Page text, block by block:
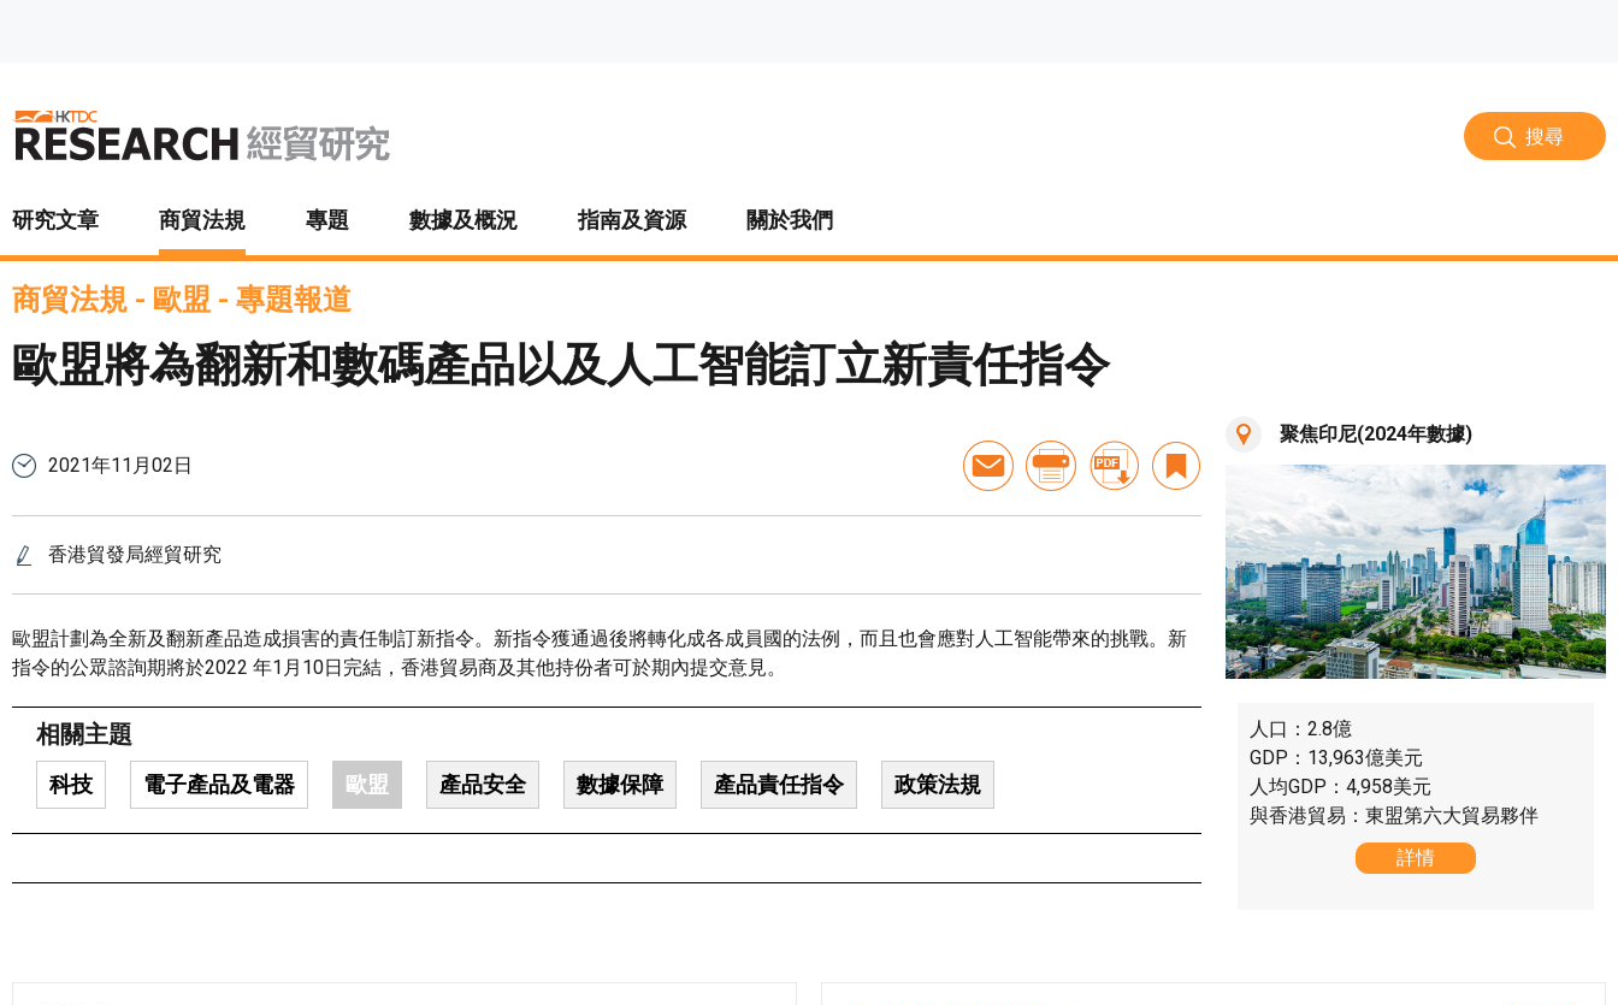
搜尋
研究文章 商貿法規 專題 數據及概況 指南及資源 關於我們
商貿法規 - 歐盟 - 專題報道
歐盟將為翻新和數碼產品以及人工智能訂立新責任指令
2021年11月02日
香港貿發局經貿研究
歐盟計劃為全新及翻新產品造成損害的責任制訂新指令。新指令獲通過後將轉化成各成員國的法例，而且也會應對人工智能帶來的挑戰。新
指令的公眾諮詢期將於2022 年1月10日完結，香港貿易商及其他持份者可於期內提交意見。
相關主題
科技 電子產品及電器 歐盟 產品安全 數據保障 產品責任指令 政策法規
聚焦印尼(2024年數據)
人口：2.8億
GDP：13,963億美元
人均GDP：4,958美元
與香港貿易：東盟第六大貿易夥伴
詳情